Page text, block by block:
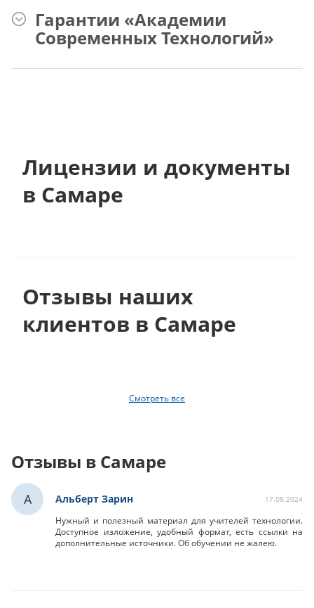
Гарантии «Академии
Современных Технологий»
Лицензии и документы
в Самаре
Отзывы наших
клиентов в Самаре
Смотреть все
Отзывы в Самаре
А Альберт Зарин 17.08.2024
Нужный и полезный материал для учителей технологии.
Доступное изложение, удобный формат, есть ссылки на
дополнительные источники. Об обучении не жалею.